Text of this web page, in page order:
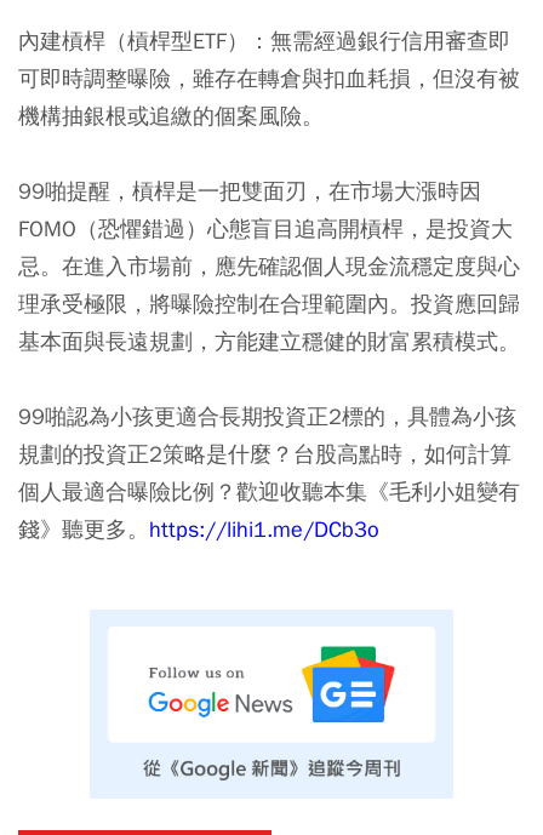
內建槓桿（槓桿型ETF）
：無需經過銀行信用審查即
可即時調整曝險，雖存在轉倉與扣血耗損，但沒有被
機構抽銀根或追繳的個案風險。
99啪提醒，槓桿是一把雙面刃，在市場大漲時因
FOMO（恐懼錯過）心態盲目追高開槓桿，是投資大
忌。在進入市場前，應先確認個人現金流穩定度與心
理承受極限，將曝險控制在合理範圍內。投資應回歸
基本面與長遠規劃，方能建立穩健的財富累積模式。
99啪認為小孩更適合長期投資正2標的，具體為小孩
規劃的投資正2策略是什麼？台股高點時，如何計算
個人最適合曝險比例？歡迎收聽本集《毛利小姐變有
錢》聽更多。 https://lihi1.me/DCb3o